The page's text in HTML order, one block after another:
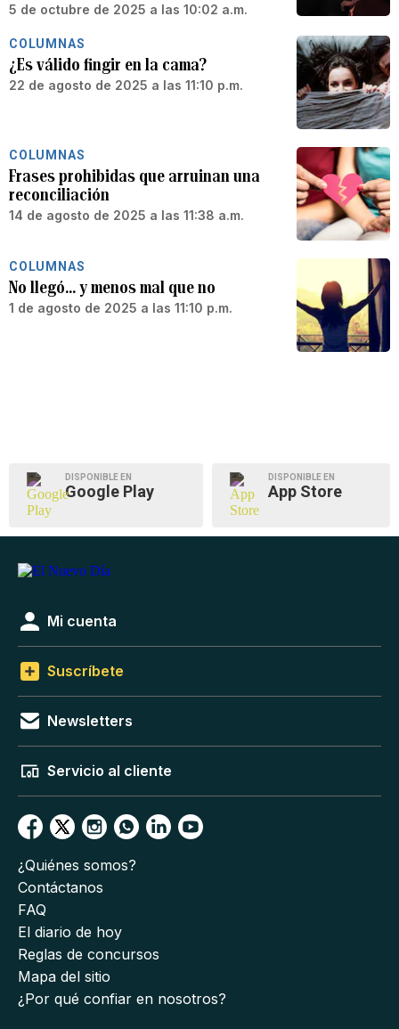
5 de octubre de 2025 a las 10:02 a.m.
COLUMNAS
¿Es válido fingir en la cama?
22 de agosto de 2025 a las 11:10 p.m.
COLUMNAS
Frases prohibidas que arruinan una
reconciliación
14 de agosto de 2025 a las 11:38 a.m.
COLUMNAS
No llegó… y menos mal que no
1 de agosto de 2025 a las 11:10 p.m.
DISPONIBLE EN
Google Play
DISPONIBLE EN
App Store
Mi cuenta
Suscríbete
Newsletters
Servicio al cliente
¿Quiénes somos?
Contáctanos
FAQ
El diario de hoy
Reglas de concursos
Mapa del sitio
¿Por qué confiar en nosotros?